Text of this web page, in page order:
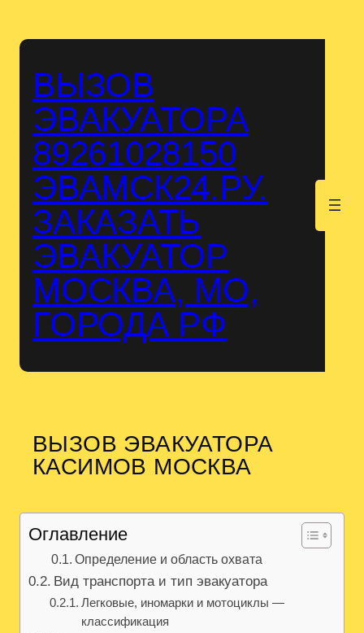
ВЫЗОВ
ЭВАКУАТОРА
89261028150
ЭВАМСК24.РУ.
ЗАКАЗАТЬ
ЭВАКУАТОР
МОСКВА, МО,
ГОРОДА РФ
ВЫЗОВ ЭВАКУАТОРА
КАСИМОВ МОСКВА
Оглавление
Определение и область охвата
Вид транспорта и тип эвакуатора
Легковые, иномарки и мотоциклы —
классификация